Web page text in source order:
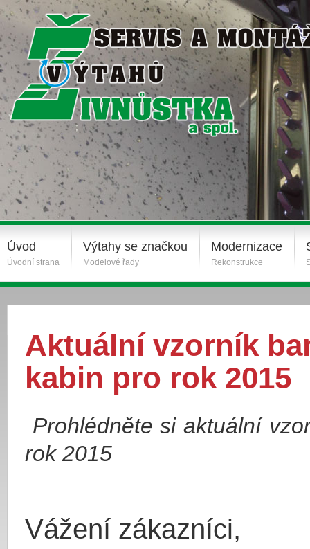
Úvod
Úvodní strana
Výtahy se značkou
Modelové řady
Modernizace
Rekonstrukce
Aktuální vzorník
kabin pro rok 2015
Prohlédněte si aktuální
rok 2015
Vážení zákazníci,